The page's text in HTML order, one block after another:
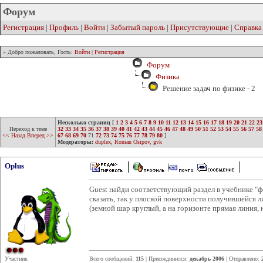
Форум
Регистрация | Профиль | Войти | Забытый пароль | Присутствующие | Справка
» Добро пожаловать, Гость: Войти | Регистрация
Форум
Физика
Решение задач по физике - 2
Переход к теме
<< Назад Вперед >>
Несколько страниц [ 1 2 3 4 5 6 7 8 9 10 11 12 13 14 15 16 17 18 19 20 21 22 23
32 33 34 35 36 37 38 39 40 41 42 43 44 45 46 47 48 49 50 51 52 53 54 55 56 57 58
67 68 69 70 71 72 73 74 75 76 77 78 79 80 ]
Модераторы: duplex Roman Osipov, gvk
Oplus
Участник
Guest найди соответствующий раздел в учебнике
сказать, так у плоской поверхности
(земной шар круглый, а на горизонте прямая линия,
Всего сообщений: 115 | Присоединился: декабрь 2006 | Отправлено: